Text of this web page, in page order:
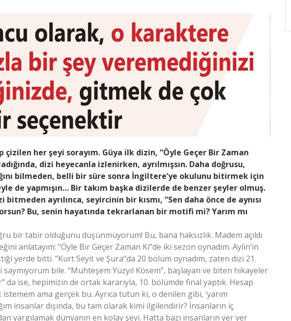
çizilen her şeyi sorayım. Güya ilk dizin, “Öyle Geçer Bir Zaman
dizi heyecanla izlenirken, ayrılmışsın. Daha doğrusu,
bilmeden, belli bir süre sonra İngiltere’ye okulunu bitirmek için
de yapmışın… Bir takım başka dizilerde de benzer şeyler olmuş.
ayrılınca, seyircinin bir kısmı, “Sen daha önce de aynısı
Bu, senin hayatında tekrarlanan bir motifi mi? Yarım mı
bir tabir olduğunu düşünmüyorum! Bu, bana haksızlık. Madem açıldı
anlatayım: “Öyle Bir Geçer Zaman Ki”de iki sezon oynadım. Aylin’in
yerde bitti. “Kurt Seyit ve Şura”da 20 bölüm oynadım, zaten dizi 21.
bile. “Muhteşem Yüzyıl Kösem”, başlayan ve biten hikayeler
da ise, hepimizin de ortak kararıyla, 10. bölümde final yaptık. Hesap
ama gerçek bu. Ayrıca tutun ki, o denilen gibi, ‘yarım
insanlar dışında, bu tam olarak kimi ilgilendirir? İnsanların iç
yargılamak dünyanın en kolay şeyi. Hatta bazı insanların yer yer